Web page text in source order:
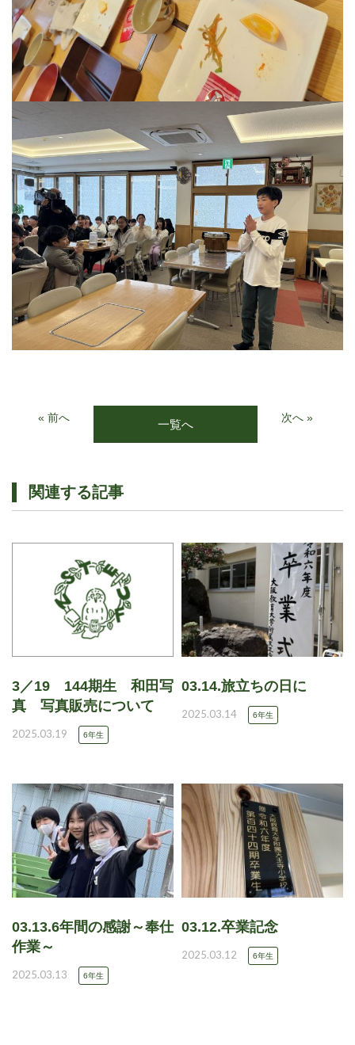
« 前へ 一覧へ 次へ »
関連する記事
3／19 144期生 和田写
真 写真販売について
2025.03.19 6年生
03.14.旅立ちの日に
2025.03.14 6年生
03.13.6年間の感謝～奉仕
作業～
2025.03.13 6年生
03.12.卒業記念
2025.03.12 6年生